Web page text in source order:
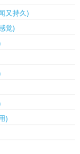
又持久)
觉)
)